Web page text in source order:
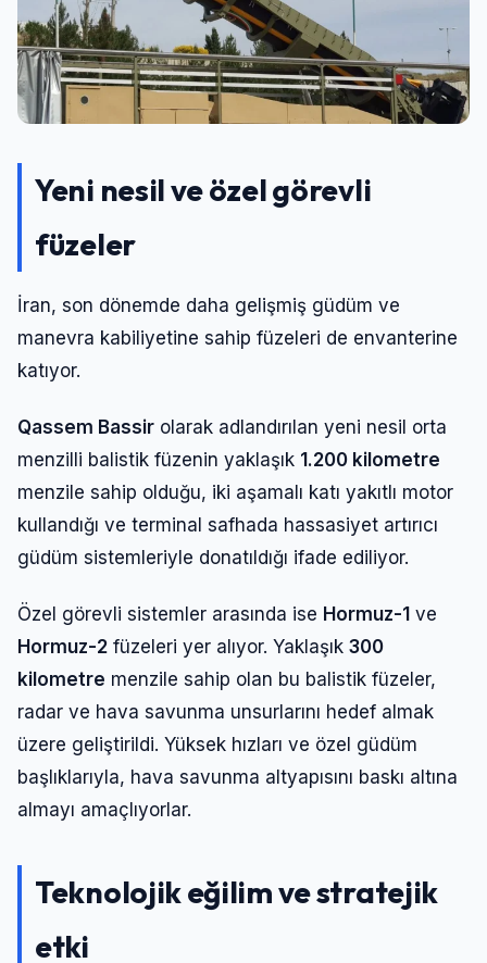
Yeni nesil ve özel görevli
füzeler
İran, son dönemde daha gelişmiş güdüm ve
manevra kabiliyetine sahip füzeleri de envanterine
katıyor.
Qassem Bassir olarak adlandırılan yeni nesil orta
menzilli balistik füzenin yaklaşık 1.200 kilometre
menzile sahip olduğu, iki aşamalı katı yakıtlı motor
kullandığı ve terminal safhada hassasiyet artırıcı
güdüm sistemleriyle donatıldığı ifade ediliyor.
Özel görevli sistemler arasında ise Hormuz-1 ve
Hormuz-2 füzeleri yer alıyor. Yaklaşık 300
kilometre menzile sahip olan bu balistik füzeler,
radar ve hava savunma unsurlarını hedef almak
üzere geliştirildi. Yüksek hızları ve özel güdüm
başlıklarıyla, hava savunma altyapısını baskı altına
almayı amaçlıyorlar.
Teknolojik eğilim ve stratejik
etki